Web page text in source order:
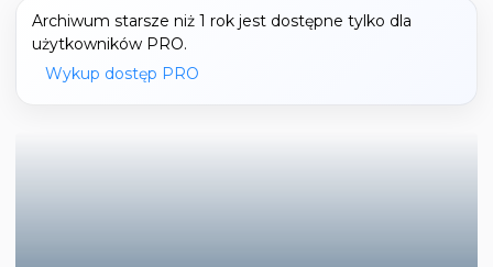
Archiwum starsze niż 1 rok jest dostępne tylko dla
użytkowników PRO.
Wykup dostęp PRO